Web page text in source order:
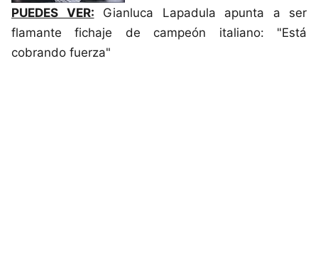
PUEDES VER: Gianluca Lapadula apunta a ser
flamante fichaje de campeón italiano: "Está
cobrando fuerza"